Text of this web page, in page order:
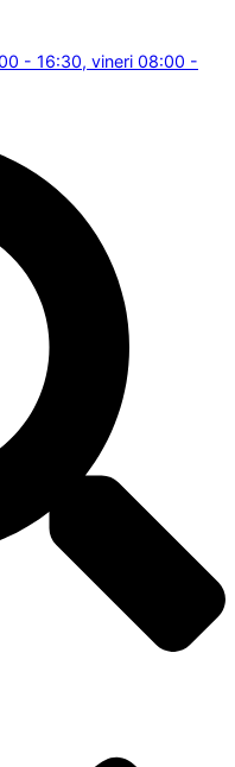
- 16:30, vineri 08:00 -